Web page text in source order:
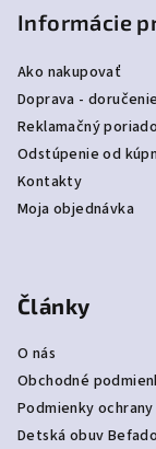
Informácie
Ako nakupovať
Doprava - doručenie
Reklamačný
Odstúpenie od
Kontakty
Moja objednávka
Články
O nás
Obchodné
Podmienky
Detská obuv Befado